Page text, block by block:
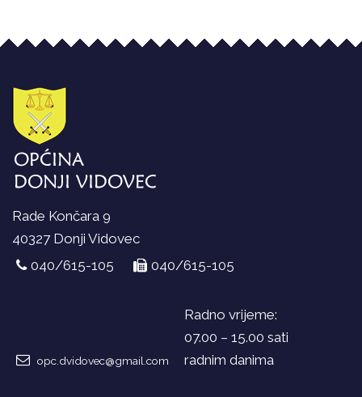
Rade Končara 9
40327 Donji Vidovec
040/615-105
040/615-105
opc.dvidovec@gmail.com
Radno vrijeme:
07.00 – 15.00 sati
radnim danima